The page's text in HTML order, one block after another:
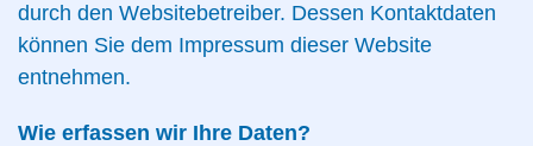
durch den Websitebetreiber. Dessen Kontaktdaten
können Sie dem Impressum dieser Website
entnehmen.
Wie erfassen wir Ihre Daten?